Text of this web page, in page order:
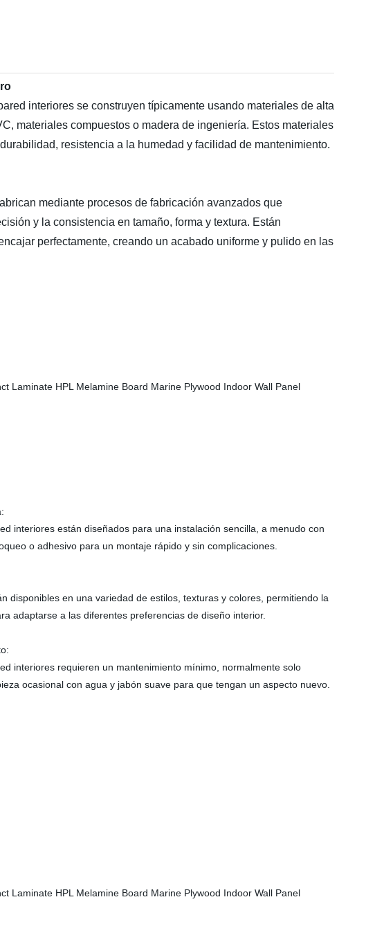
interiores se construyen típicamente usando materiales de alta
materiales compuestos o madera de ingeniería. Estos materiales
resistencia a la humedad y facilidad de mantenimiento.
mediante procesos de fabricación avanzados que
y la consistencia en tamaño, forma y textura. Están
perfectamente, creando un acabado uniforme y pulido en las
interiores están diseñados para una instalación sencilla, a menudo con
o adhesivo para un montaje rápido y sin complicaciones.
disponibles en una variedad de estilos, texturas y colores, permitiendo la
adaptarse a las diferentes preferencias de diseño interior.
interiores requieren un mantenimiento mínimo, normalmente solo
ocasional con agua y jabón suave para que tengan un aspecto nuevo.